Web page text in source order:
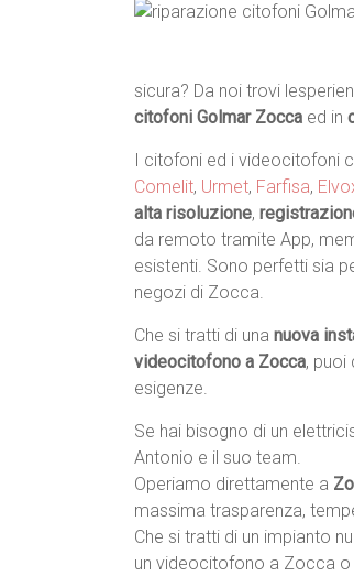
sicura? Da noi trovi
citofoni Golmar Zocca ed in
I citofoni ed i videocitofoni
Comelit, Urmet, Farfisa,
alta risoluzione,
da remoto tramite App,
esistenti. Sono perfetti sia
negozi di Zocca.
Che si tratti di una nuova
videocitofono a Zocca, puoi
esigenze.
Se hai bisogno di un
Antonio e il suo team.
Operiamo direttamente a
massima trasparenza,
Che si tratti di un impianto
un videocitofono a Zocca o